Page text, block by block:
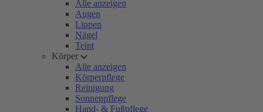
Alle anzeigen
Augen
Lippen
Nägel
Teint
Körper
Alle anzeigen
Körperpflege
Reinigung
Sonnenpflege
Hand- & Fußpflege